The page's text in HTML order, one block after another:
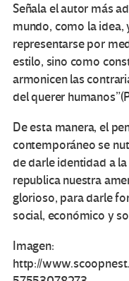
Señala el autor más
mundo, como la
representarse por
estilo, sino como
armonicen las
del querer
De esta manera, el
contemporáneo se
de darle identidad a
republica nuestra
glorioso, para darle
social, económico y
Imagen:
http://